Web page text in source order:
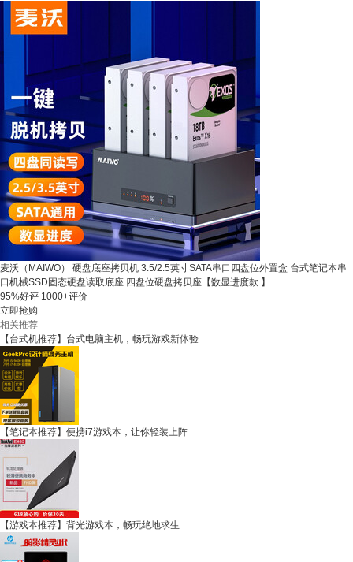
麦沃（MAIWO） 硬盘底座拷贝机 3.5/2.5英寸SATA串口四盘位外置盒 台式笔记本串
口机械SSD固态硬盘读取底座 四盘位硬盘拷贝座【数显进度款 】
95%好评 1000+评价
立即抢购
相关推荐
【台式机推荐】台式电脑主机，畅玩游戏新体验
【笔记本推荐】便携i7游戏本，让你轻装上阵
【游戏本推荐】背光游戏本，畅玩绝地求生